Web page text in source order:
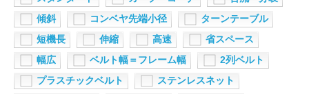
パレタイズ・デパレタイズシステム
バンニング・デバンニングシステム
オークラグループ
事業紹介
沿革
物流用語集
オークラ育英財団
プライバシーポリシー
傾斜
コンベヤ先端小径
ターンテーブル
短機長
伸縮 高速
省スペース
幅広
ベルト幅＝フレーム幅
2列ベルト
プラスチックベルト
ステンレスネット